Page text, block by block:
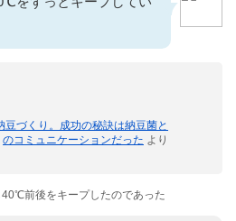
豆づくり。成功の秘訣は納豆菌と
のコミュニケーションだった より
前後をキープしたのであった